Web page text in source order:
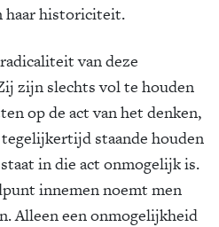
haar historiciteit.
van deze
zijn slechts vol te houden
op de act van het denken,
staande houden
in die act onmogelijk is.
innemen noemt men
Alleen een onmogelijkheid